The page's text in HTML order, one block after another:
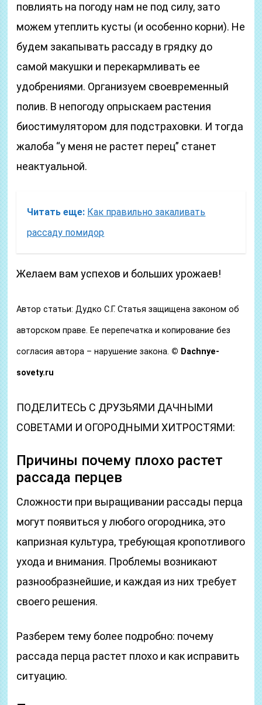
повлиять на погоду нам не под силу, зато
можем утеплить кусты (и особенно корни). Не
будем закапывать рассаду в грядку до
самой макушки и перекармливать ее
удобрениями. Организуем своевременный
полив. В непогоду опрыскаем растения
биостимулятором для подстраховки. И тогда
жалоба “у меня не растет перец” станет
неактуальной.
Читать еще: Как правильно закаливать
рассаду помидор
Желаем вам успехов и больших урожаев!
Автор статьи: Дудко С.Г. Статья защищена законом об
авторском праве. Ее перепечатка и копирование без
согласия автора – нарушение закона. © Dachnye-
sovety.ru
ПОДЕЛИТЕСЬ С ДРУЗЬЯМИ ДАЧНЫМИ
СОВЕТАМИ И ОГОРОДНЫМИ ХИТРОСТЯМИ:
Причины почему плохо растет
рассада перцев
Сложности при выращивании рассады перца
могут появиться у любого огородника, это
капризная культура, требующая кропотливого
ухода и внимания. Проблемы возникают
разнообразнейшие, и каждая из них требует
своего решения.
Разберем тему более подробно: почему
рассада перца растет плохо и как исправить
ситуацию.